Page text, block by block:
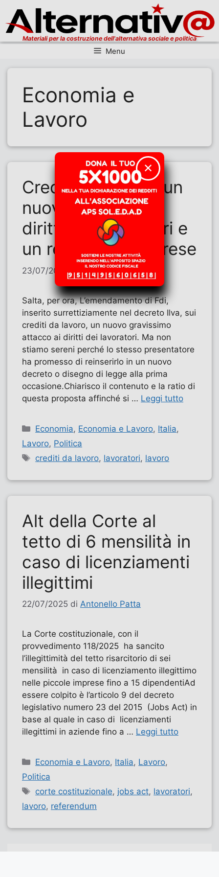
Materiali per la costruzione dell'alternativa sociale e politica
Menu
Economia e
Lavoro
Crediti da lavoro: un
nuovo attacco ai
diritti dei lavoratori e
un regalo alle imprese
23/07/2025 diAntonello Patta
Salta, per ora, L’emendamento di Fdi,
inserito surrettiziamente nel decreto Ilva, sui
crediti da lavoro, un nuovo gravissimo
attacco ai diritti dei lavoratori. Ma non
stiamo sereni perché lo stesso presentatore
ha promesso di reinserirlo in un nuovo
decreto o disegno di legge alla prima
occasione.Chiarisco il contenuto e la ratio di
questa proposta affinché si … Leggi tutto
Categorie
Economia, Economia e Lavoro, Italia,
Lavoro, Politica
Tag
crediti da lavoro, lavoratori, lavoro
Alt della Corte al
tetto di 6 mensilità in
caso di licenziamenti
illegittimi
22/07/2025 di Antonello Patta
La Corte costituzionale, con il
provvedimento 118/2025 ha sancito
l’illegittimità del tetto risarcitorio di sei
mensilità in caso di licenziamento illegittimo
nelle piccole imprese fino a 15 dipendentiAd
essere colpito è l’articolo 9 del decreto
legislativo numero 23 del 2015 (Jobs Act) in
base al quale in caso di licenziamenti
illegittimi in aziende fino a … Leggi tutto
Categorie
Economia e Lavoro, Italia, Lavoro,
Politica
Tag
corte costituzionale, jobs act, lavoratori,
lavoro, referendum
✕